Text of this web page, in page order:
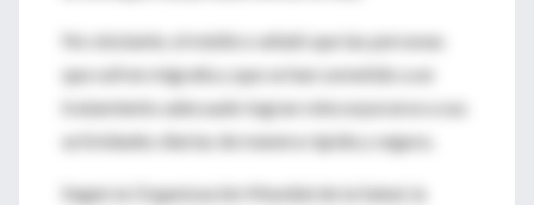
No obstante, el médico señaló que las personas
que sufren migraña y que se han sometido a un
tratamiento adecuado logran reincorporarse a sus
actividades diarias de manera rápida y segura.
Según la Organización Mundial de la Salud, la